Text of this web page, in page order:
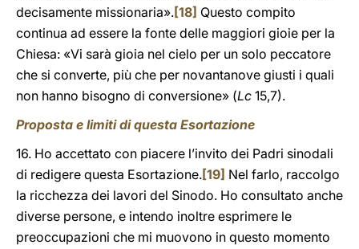
decisamente missionaria».[18] Questo compito
continua ad essere la fonte delle maggiori gioie per la
Chiesa: «Vi sarà gioia nel cielo per un solo peccatore
che si converte, più che per novantanove giusti i quali
non hanno bisogno di conversione» (Lc 15,7).
Proposta e limiti di questa Esortazione
16. Ho accettato con piacere l’invito dei Padri sinodali
di redigere questa Esortazione.[19] Nel farlo, raccolgo
la ricchezza dei lavori del Sinodo. Ho consultato anche
diverse persone, e intendo inoltre esprimere le
preoccupazioni che mi muovono in questo momento